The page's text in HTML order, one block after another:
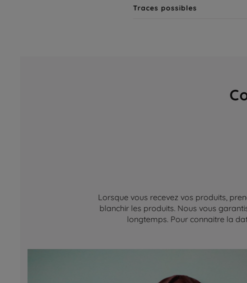
Traces possibles
Lorsque vous recevez vos produits,
blanchir les produits. Nous vous
longtemps. Pour connaitre la